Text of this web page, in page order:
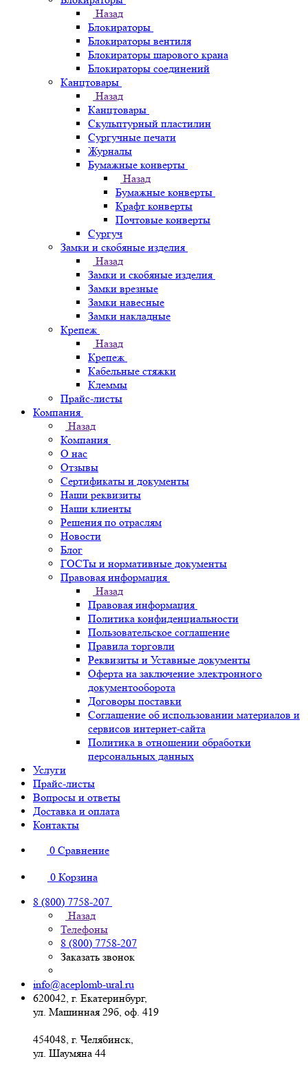
Назад
Блокираторы
Блокираторы вентиля
Блокираторы шарового крана
Блокираторы соединений
Канцтовары
Назад
Канцтовары
Скульптурный пластилин
Сургучные печати
Журналы
Бумажные конверты
Назад
Бумажные конверты
Крафт конверты
Почтовые конверты
Сургуч
Замки и скобяные изделия
Назад
Замки и скобяные изделия
Замки врезные
Замки навесные
Замки накладные
Крепеж
Назад
Крепеж
Кабельные стяжки
Клеммы
Прайс-листы
Компания
Назад
Компания
О нас
Отзывы
Сертификаты и документы
Наши реквизиты
Наши клиенты
Решения по отраслям
Новости
Блог
ГОСТы и нормативные документы
Правовая информация
Назад
Правовая информация
Политика конфиденциальности
Пользовательское соглашение
Правила торговли
Реквизиты и Уставные документы
Оферта на заключение электронного
документооборота
Договоры поставки
Соглашение об использовании материалов и
сервисов интернет-сайта
Политика в отношении обработки
персональных данных
Услуги
Прайс-листы
Вопросы и ответы
Доставка и оплата
Контакты
0 Сравнение
0 Корзина
8 (800) 7758-207
Назад
Телефоны
8 (800) 7758-207
Заказать звонок
info@aceplomb-ural.ru
620042, г. Екатеринбург,
ул. Машинная 29б, оф. 419
454048, г. Челябинск,
ул. Шаумяна 44